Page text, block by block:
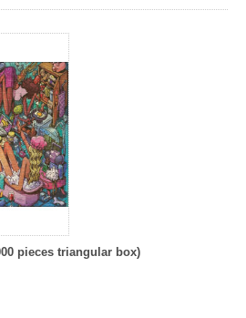
pieces triangular box)